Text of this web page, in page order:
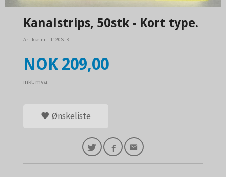
Kanalstrips, 50stk - Kort type.
Artikkelnr.: 1120STK
Pris
NOK 209,00
inkl. mva.
Ønskeliste